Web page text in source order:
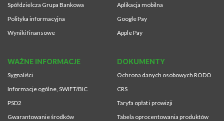
Spółdzielcza Grupa Bankowa
Polityka informacyjna
Wyniki finansowe
Aplikacja mobilna
Google Pay
Apple Pay
WAŻNE INFORMACJE
Sygnaliści
Informacje ogólne, SWIFT/BIC
PSD2
Gwarantowanie środków
DOKUMENTY
Ochrona danych osobowych RODO
CRS
Taryfa opłat i prowizji
Tabela oprocentowania produktów